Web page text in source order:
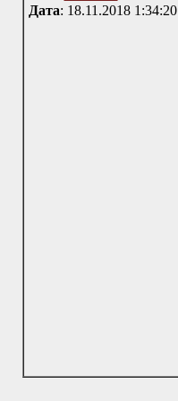
Дата: 18.11.2018 1:34:20